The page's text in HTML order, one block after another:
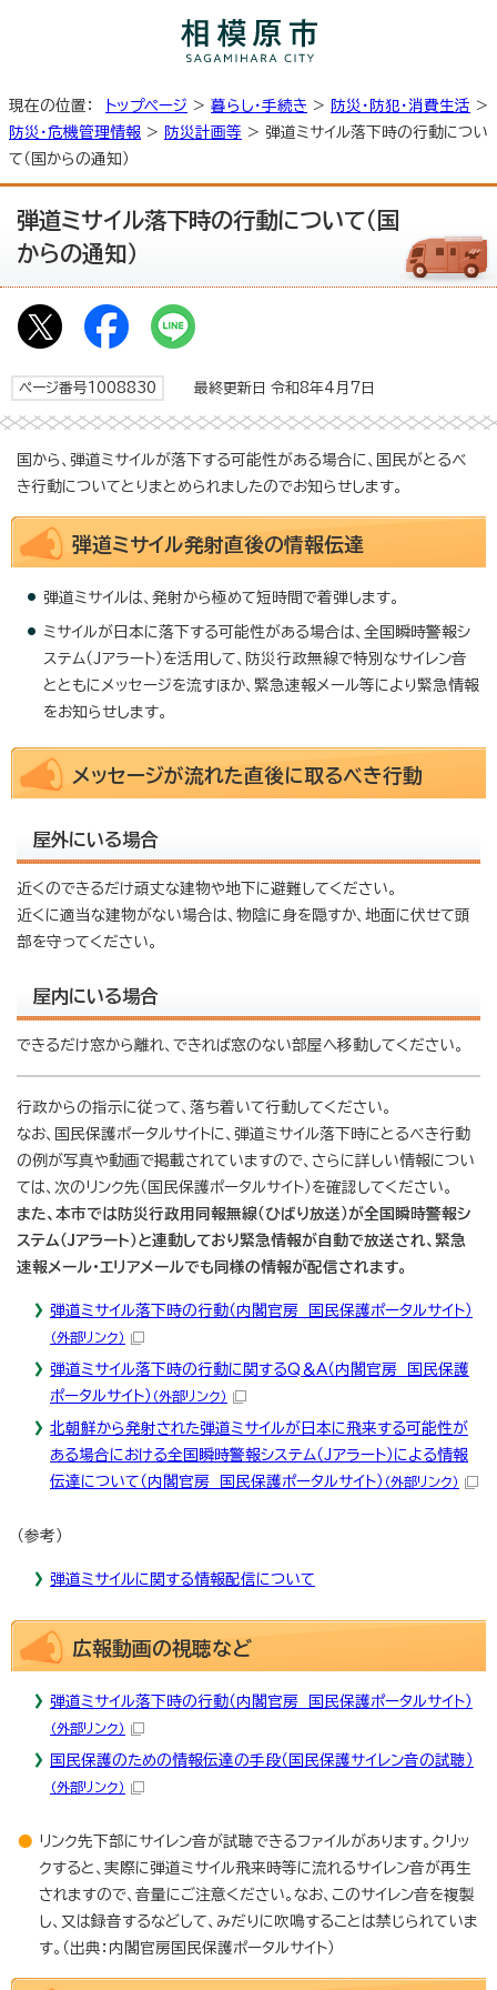
現在の位置： トップページ > 暮らし・手続き > 防災・防犯・消費生活 >
防災・危機管理情報 > 防災計画等 > 弾道ミサイル落下時の行動につい
て（国からの通知）
弾道ミサイル落下時の行動について（国
からの通知）
ページ番号1008830 最終更新日 令和8年4月7日
国から、弾道ミサイルが落下する可能性がある場合に、国民がとるべ
き行動についてとりまとめられましたのでお知らせします。
弾道ミサイル発射直後の情報伝達
弾道ミサイルは、発射から極めて短時間で着弾します。
ミサイルが日本に落下する可能性がある場合は、全国瞬時警報シ
ステム（Jアラート）を活用して、防災行政無線で特別なサイレン音
とともにメッセージを流すほか、緊急速報メール等により緊急情報
をお知らせします。
メッセージが流れた直後に取るべき行動
屋外にいる場合
近くのできるだけ頑丈な建物や地下に避難してください。
近くに適当な建物がない場合は、物陰に身を隠すか、地面に伏せて頭
部を守ってください。
屋内にいる場合
できるだけ窓から離れ、できれば窓のない部屋へ移動してください。
行政からの指示に従って、落ち着いて行動してください。
なお、国民保護ポータルサイトに、弾道ミサイル落下時にとるべき行動
の例が写真や動画で掲載されていますので、さらに詳しい情報につい
ては、次のリンク先（国民保護ポータルサイト）を確認してください。
また、本市では防災行政用同報無線（ひばり放送）が全国瞬時警報シ
ステム（Jアラート）と連動しており緊急情報が自動で放送され、緊急
速報メール・エリアメールでも同様の情報が配信されます。
弾道ミサイル落下時の行動（内閣官房 国民保護ポータルサイト）
（外部リンク）
弾道ミサイル落下時の行動に関するQ＆A（内閣官房 国民保護
ポータルサイト） （外部リンク）
北朝鮮から発射された弾道ミサイルが日本に飛来する可能性が
ある場合における全国瞬時警報システム（Jアラート）による情報
伝達について（内閣官房 国民保護ポータルサイト） （外部リンク）
（参考）
弾道ミサイルに関する情報配信について
広報動画の視聴など
弾道ミサイル落下時の行動（内閣官房 国民保護ポータルサイト）
（外部リンク）
国民保護のための情報伝達の手段（国民保護サイレン音の試聴）
（外部リンク）
リンク先下部にサイレン音が試聴できるファイルがあります。クリッ
クすると、実際に弾道ミサイル飛来時等に流れるサイレン音が再生
されますので、音量にご注意ください。なお、このサイレン音を複製
し、又は録音するなどして、みだりに吹鳴することは禁じられていま
す。（出典：内閣官房国民保護ポータルサイト）